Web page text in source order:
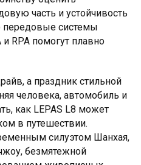
часть и устойчивость
передовые системы
RPA помогут плавно
а праздник стильной
человека, автомобиль и
как LEPAS L8 может
в путешествии.
силуэтом Шанхая,
безмятежной